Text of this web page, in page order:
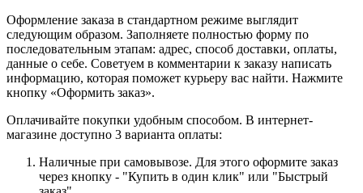
Оформление заказа в стандартном режиме выглядит
следующим образом. Заполняете полностью форму по
последовательным этапам: адрес, способ доставки, оплаты,
данные о себе. Советуем в комментарии к заказу написать
информацию, которая поможет курьеру вас найти. Нажмите
кнопку «Оформить заказ».
Оплачивайте покупки удобным способом. В интернет-
магазине доступно 3 варианта оплаты:
Наличные при самовывозе. Для этого оформите заказ
через кнопку - "Купить в один клик" или "Быстрый